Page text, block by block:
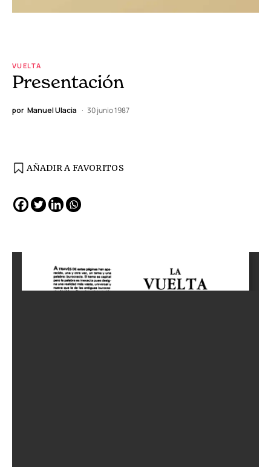
VUELTA
Presentación
por Manuel Ulacia 30 junio 1987
AÑADIR A FAVORITOS